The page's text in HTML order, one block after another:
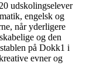
udskolingselever
engelsk og
når yderligere
og den
på Dokk1 i
evner og